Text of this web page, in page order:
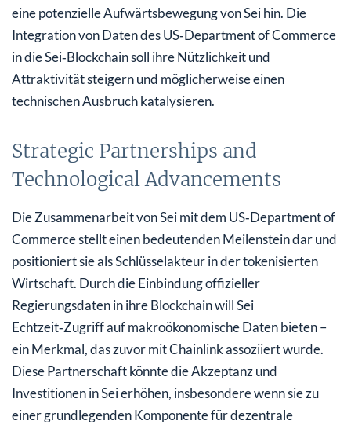
eine potenzielle Aufwärtsbewegung von Sei hin. Die
Integration von Daten des US‑Department of Commerce
in die Sei‑Blockchain soll ihre Nützlichkeit und
Attraktivität steigern und möglicherweise einen
technischen Ausbruch katalysieren.
Strategic Partnerships and
Technological Advancements
Die Zusammenarbeit von Sei mit dem US‑Department of
Commerce stellt einen bedeutenden Meilenstein dar und
positioniert sie als Schlüsselakteur in der tokenisierten
Wirtschaft. Durch die Einbindung offizieller
Regierungsdaten in ihre Blockchain will Sei
Echtzeit‑Zugriff auf makroökonomische Daten bieten –
ein Merkmal, das zuvor mit Chainlink assoziiert wurde.
Diese Partnerschaft könnte die Akzeptanz und
Investitionen in Sei erhöhen, insbesondere wenn sie zu
einer grundlegenden Komponente für dezentrale